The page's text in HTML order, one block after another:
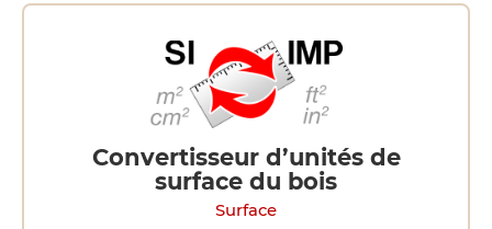
Convertisseur d’unités de
surface du bois
Surface